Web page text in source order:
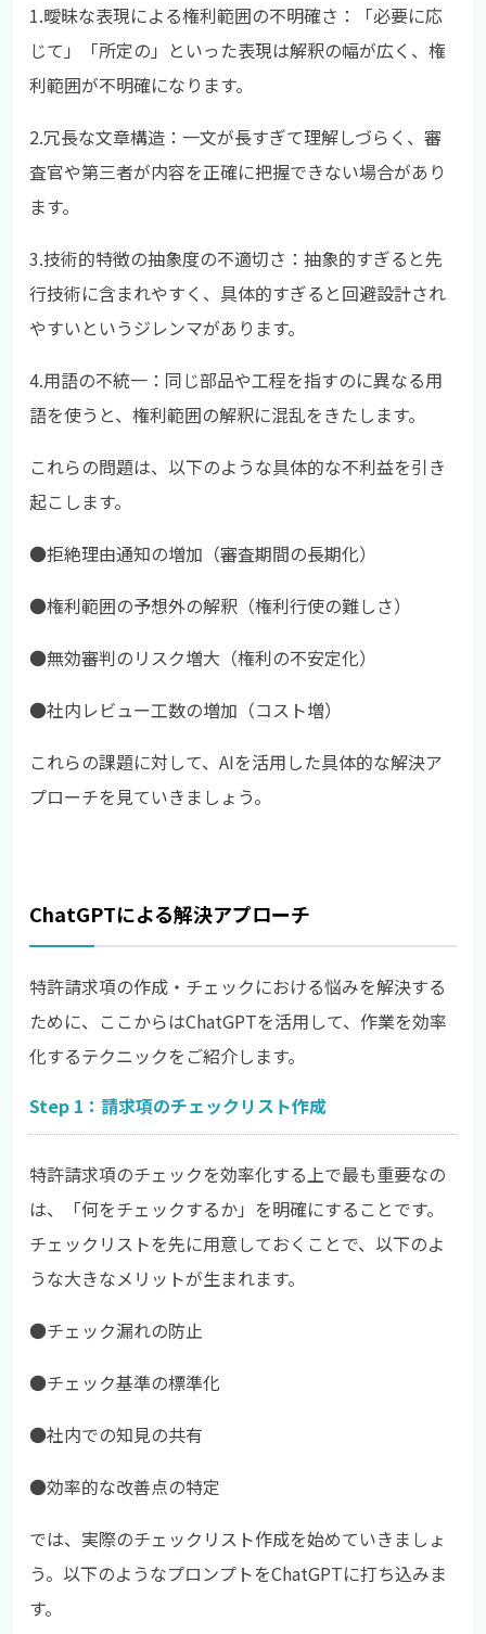
1.曖昧な表現による権利範囲の不明確さ：「必要に応
じて」「所定の」といった表現は解釈の幅が広く、権
利範囲が不明確になります。
2.冗長な文章構造：一文が長すぎて理解しづらく、審
査官や第三者が内容を正確に把握できない場合があり
ます。
3.技術的特徴の抽象度の不適切さ：抽象的すぎると先
行技術に含まれやすく、具体的すぎると回避設計され
やすいというジレンマがあります。
4.用語の不統一：同じ部品や工程を指すのに異なる用
語を使うと、権利範囲の解釈に混乱をきたします。
これらの問題は、以下のような具体的な不利益を引き
起こします。
●拒絶理由通知の増加（審査期間の長期化）
●権利範囲の予想外の解釈（権利行使の難しさ）
●無効審判のリスク増大（権利の不安定化）
●社内レビュー工数の増加（コスト増）
これらの課題に対して、AIを活用した具体的な解決ア
プローチを見ていきましょう。
ChatGPTによる解決アプローチ
特許請求項の作成・チェックにおける悩みを解決する
ために、ここからはChatGPTを活用して、作業を効率
化するテクニックをご紹介します。
Step 1：請求項のチェックリスト作成
特許請求項のチェックを効率化する上で最も重要なの
は、「何をチェックするか」を明確にすることです。
チェックリストを先に用意しておくことで、以下のよ
うな大きなメリットが生まれます。
●チェック漏れの防止
●チェック基準の標準化
●社内での知見の共有
●効率的な改善点の特定
では、実際のチェックリスト作成を始めていきましょ
う。以下のようなプロンプトをChatGPTに打ち込みま
す。